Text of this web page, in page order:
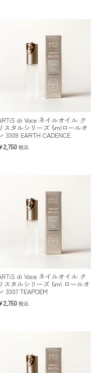
di Voce ネイルオイル ク
リスタルシリーズ 5mlロールオ
3309 EARTH CADENCE
2,750 税込
di Voce ネイルオイル ク
リスタルシリーズ 5ml ロールオ
3307 TEAPOEM
2,750 税込